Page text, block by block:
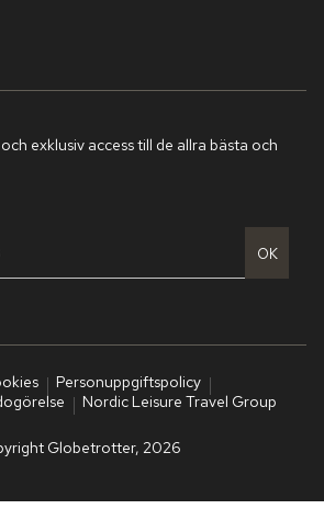
exklusiv access till de allra bästa och
OK
Personuppgiftspolicy
Nordic Leisure Travel Group
Globetrotter, 2026